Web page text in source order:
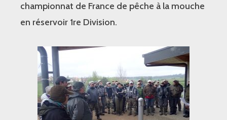
championnat de France de pêche à la mouche
en réservoir 1re Division.